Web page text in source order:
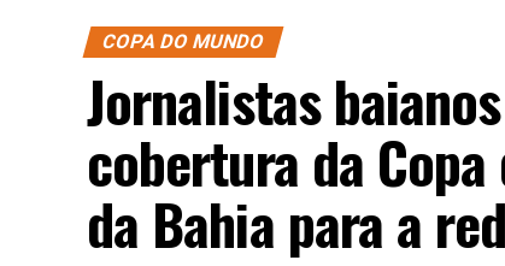
COPA DO MUNDO
Jornalistas
cobertura da
da Bahia para a